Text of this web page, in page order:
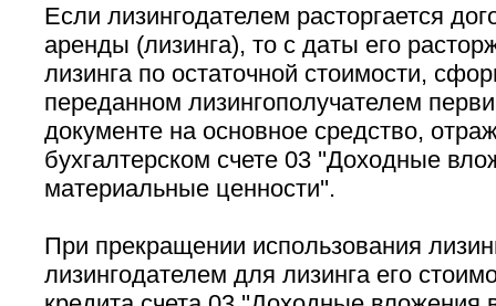
Если лизингодателем расторгается
аренды (лизинга), то с даты его
лизинга по остаточной стоимости,
переданном лизингополучателем
документе на основное средство,
бухгалтерском счете 03 ''Доходные
материальные ценности''.
При прекращении использования
лизингодателем для лизинга его